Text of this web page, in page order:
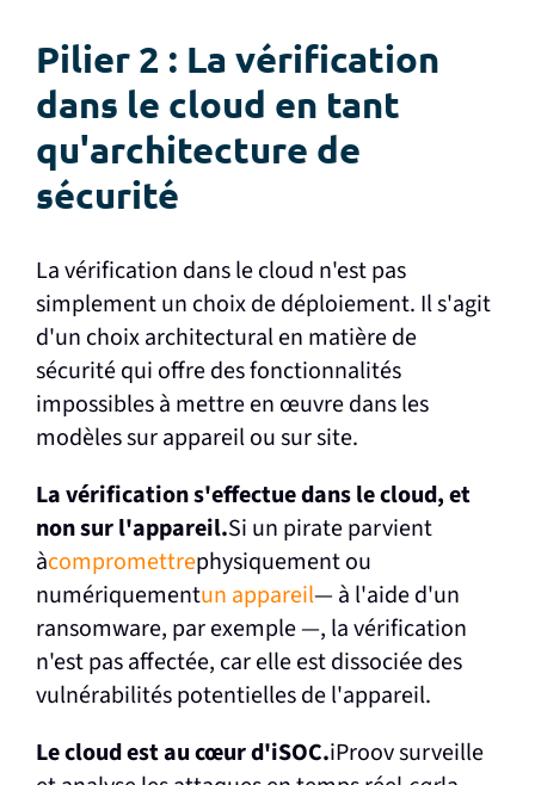
Pilier 2 : La vérification
dans le cloud en tant
qu'architecture de
sécurité
La vérification dans le cloud n'est pas
simplement un choix de déploiement. Il s'agit
d'un choix architectural en matière de
sécurité qui offre des fonctionnalités
impossibles à mettre en œuvre dans les
modèles sur appareil ou sur site.
La vérification s'effectue dans le cloud, et
non sur l'appareil.Si un pirate parvient
àcompromettrephysiquement ou
numériquementun appareil— à l'aide d'un
ransomware, par exemple —, la vérification
n'est pas affectée, car elle est dissociée des
vulnérabilités potentielles de l'appareil.
Le cloud est au cœur d'iSOC.iProov surveille